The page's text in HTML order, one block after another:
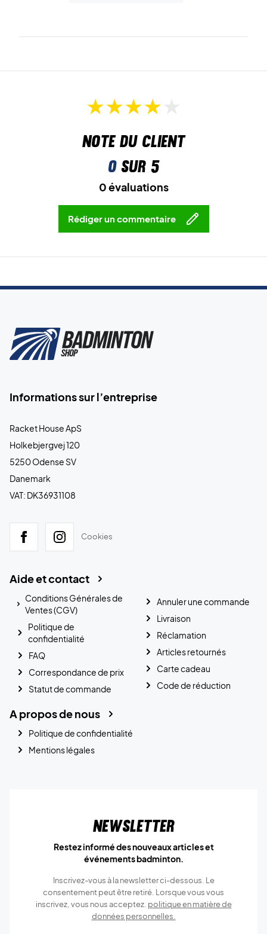
Note du client
0sur 5
0 évaluations
Rédiger un commentaire
Informations sur l’entreprise
Racket House ApS
Holkebjergvej 120
5250 Odense SV
Danemark
VAT: DK36931108
Cookies
Aide et contact
Conditions Générales de
Ventes (CGV)
Politique de
confidentialité
FAQ
Correspondance de prix
Statut de commande
Annuler une commande
Livraison
Réclamation
Articles retournés
Carte cadeau
Code de réduction
A propos de nous
Politique de confidentialité
Mentions légales
Newsletter
Restez informé des nouveaux articles et
événements badminton.
Inscrivez-vous à la newsletter ci-dessous. Le
consentement peut être retiré. Lorsque vous vous
inscrivez, vous nous acceptez. politique en matière de
données personnelles.